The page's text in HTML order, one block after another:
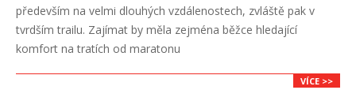
29
především na velmi dlouhých vzdálenostech, zvláště pak v
tvrdším trailu. Zajímat by měla zejména běžce hledající
komfort na tratích od maratonu
VÍCE >>